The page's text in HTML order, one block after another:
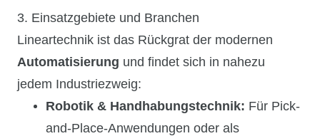
3. Einsatzgebiete und Branchen
Lineartechnik ist das Rückgrat der modernen
Automatisierung und findet sich in nahezu
jedem Industriezweig:
Robotik & Handhabungstechnik: Für Pick-
and-Place-Anwendungen oder als